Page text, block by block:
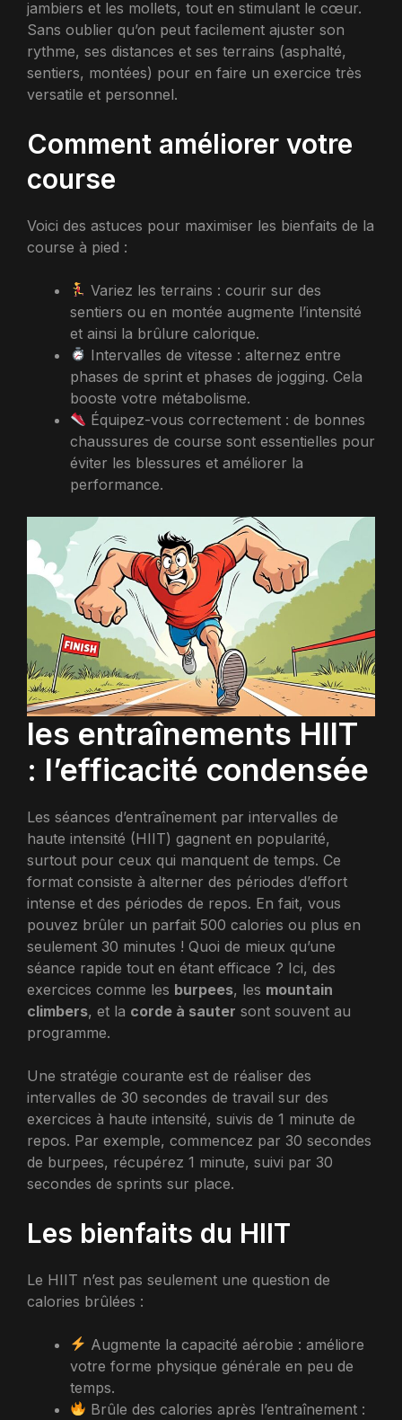
jambiers et les mollets, tout en stimulant le cœur.
Sans oublier qu’on peut facilement ajuster son
rythme, ses distances et ses terrains (asphalté,
sentiers, montées) pour en faire un exercice très
versatile et personnel.
Comment améliorer votre
course
Voici des astuces pour maximiser les bienfaits de la
course à pied :
Variez les terrains : courir sur des
sentiers ou en montée augmente l’intensité
et ainsi la brûlure calorique.
Intervalles de vitesse : alternez entre
phases de sprint et phases de jogging. Cela
booste votre métabolisme.
Équipez-vous correctement : de bonnes
chaussures de course sont essentielles pour
éviter les blessures et améliorer la
performance.
les entraînements HIIT
: l’efficacité condensée
Les séances d’entraînement par intervalles de
haute intensité (HIIT) gagnent en popularité,
surtout pour ceux qui manquent de temps. Ce
format consiste à alterner des périodes d’effort
intense et des périodes de repos. En fait, vous
pouvez brûler un parfait 500 calories ou plus en
seulement 30 minutes ! Quoi de mieux qu’une
séance rapide tout en étant efficace ? Ici, des
exercices comme les burpees, les mountain
climbers, et la corde à sauter sont souvent au
programme.
Une stratégie courante est de réaliser des
intervalles de 30 secondes de travail sur des
exercices à haute intensité, suivis de 1 minute de
repos. Par exemple, commencez par 30 secondes
de burpees, récupérez 1 minute, suivi par 30
secondes de sprints sur place.
Les bienfaits du HIIT
Le HIIT n’est pas seulement une question de
calories brûlées :
Augmente la capacité aérobie : améliore
votre forme physique générale en peu de
temps.
Brûle des calories après l’entraînement :